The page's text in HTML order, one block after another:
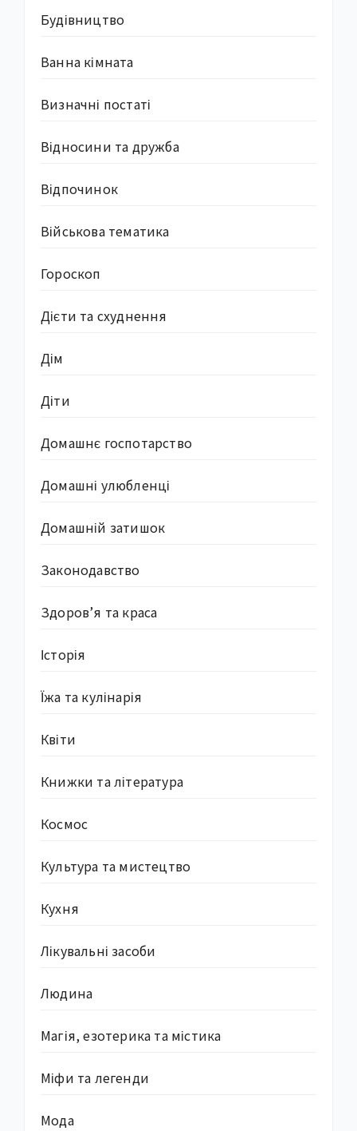
Будівництво
Ванна кімната
Визначні постаті
Відносини та дружба
Відпочинок
Військова тематика
Гороскоп
Дієти та схуднення
Дім
Діти
Домашнє госпотарство
Домашні улюбленці
Домашній затишок
Законодавство
Здоров’я та краса
Історія
Їжа та кулінарія
Квіти
Книжки та література
Космос
Культура та мистецтво
Кухня
Лікувальні засоби
Людина
Магія, езотерика та містика
Міфи та легенди
Мода